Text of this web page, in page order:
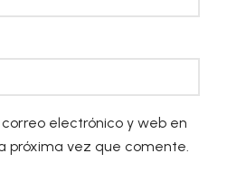
electrónico y web en
próxima vez que comente.